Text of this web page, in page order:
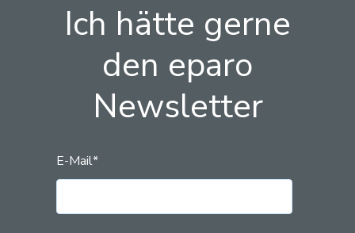
Ich hätte gerne
den eparo
Newsletter
E-Mail*